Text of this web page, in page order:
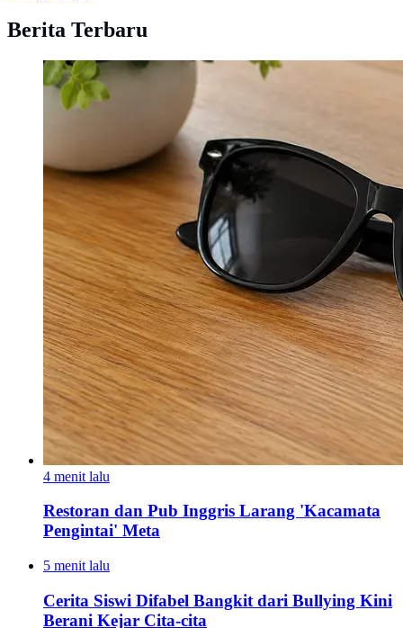
Berita Terbaru
4 menit lalu
Restoran dan Pub Inggris Larang 'Kacamata
Pengintai' Meta
5 menit lalu
Cerita Siswi Difabel Bangkit dari Bullying Kini
Berani Kejar Cita-cita